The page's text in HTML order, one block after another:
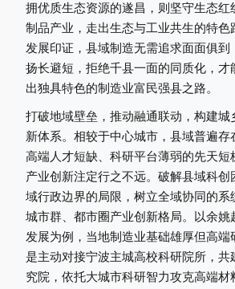
拥优质生态资源的遂昌，则坚守生态红
制品产业，走出生态与工业共生的特色
发展印证，县域制造无需追求面面俱到
扬长避短，拒绝千县一面的同质化，才
出独具特色的制造业富民强县之路。
打破地域壁垒，推动融通联动，构建城
新体系。相较于中心城市，县域普遍存
高端人才短缺、科研平台薄弱的先天短
产业创新注定行之不远。破解县域科创
域行政边界的局限，树立全域协同的系
城市群、都市圈产业创新格局。以余姚
发展为例，当地制造业基础雄厚但高端
是主动对接宁波主城高校科研院所，共
究院，依托大城市科研智力攻克高端材